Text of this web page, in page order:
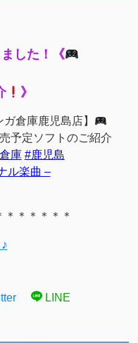
した！《
》
倉庫鹿児島店】
予定ソフトのご紹介
庫 #鹿児島
ル楽曲 –
＊＊＊＊＊＊
LINE